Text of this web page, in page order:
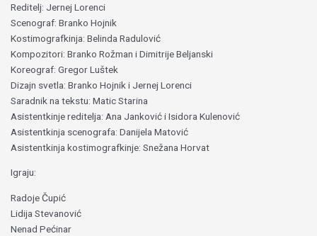
Reditelj: Jernej Lorenci
Scenograf: Branko Hojnik
Kostimografkinja: Belinda Radulović
Kompozitori: Branko Rožman i Dimitrije Beljanski
Koreograf: Gregor Luštek
Dizajn svetla: Branko Hojnik i Jernej Lorenci
Saradnik na tekstu: Matic Starina
Asistentkinje reditelja: Ana Janković i Isidora Kulenović
Asistentkinja scenografa: Danijela Matović
Asistentkinja kostimografkinje: Snežana Horvat
Igraju:
Radoje Čupić
Lidija Stevanović
Nenad Pećinar